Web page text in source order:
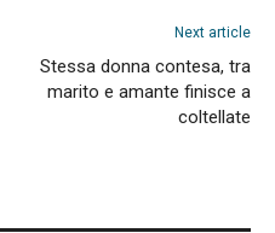
Next article
Stessa donna contesa, tra
marito e amante finisce a
coltellate